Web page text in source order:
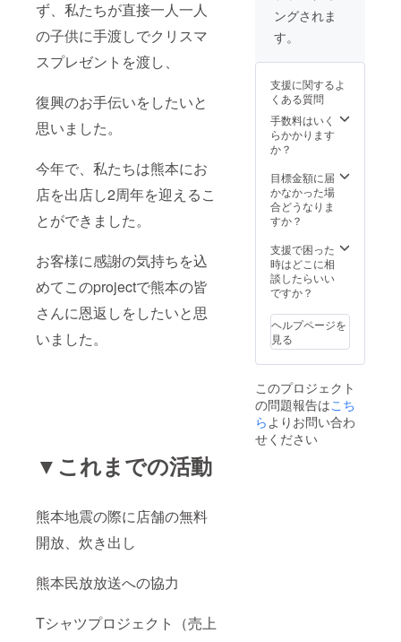
ず、私たちが直接一人一人
の子供に手渡しでクリスマ
スプレゼントを渡し、
復興のお手伝いをしたいと
思いました。
今年で、私たちは熊本にお
店を出店し2周年を迎えるこ
とができました。
お客様に感謝の気持ちを込
めてこのprojectで熊本の皆
さんに恩返しをしたいと思
いました。
▼これまでの活動
熊本地震の際に店舗の無料
開放、炊き出し
熊本民放放送への協力
Tシャツプロジェクト（売上
ングされま
す。
支援に関するよ
くある質問
手数料はいく
らかかります
か？
目標金額に届
かなかった場
合どうなりま
すか？
支援で困った
時はどこに相
談したらいい
ですか？
ヘルプページを
見る
このプロジェクト
の問題報告はこち
らよりお問い合わ
せください